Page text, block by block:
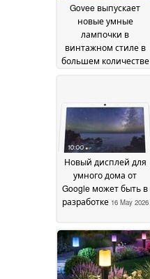
Govee выпускает
новые умные
лампочки в
винтажном стиле в
большем количестве
Новый дисплей для
умного дома от
Google может быть в
разработке 16 May 2026